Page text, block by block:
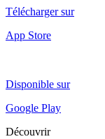
Télécharger sur
App Store
Disponible sur
Google Play
Découvrir